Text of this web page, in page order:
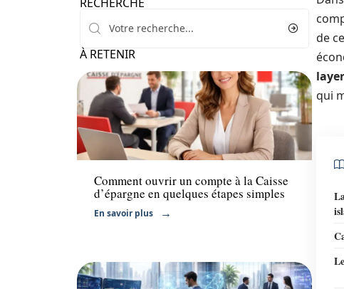
À RETENIR
Finance
Comment ouvrir un compte à la Caisse
d’épargne en quelques étapes simples
En savoir plus
de
qui